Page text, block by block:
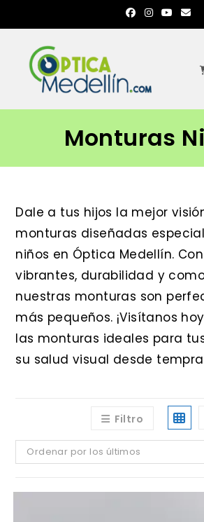
al
contenido
Monturas
Dale a tus hijos la mejor
monturas diseñadas
niños en Óptica Medellín.
vibrantes, durabilidad y
nuestras monturas son
más pequeños. ¡Visítanos
las monturas ideales para
su salud visual desde
Filtro
Ordenar por los últimos